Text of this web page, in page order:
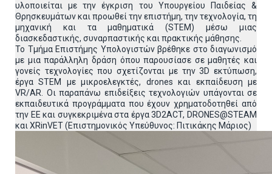
υλοποιείται με την έγκριση του Υπουργείου Παιδείας &
Θρησκευμάτων και προωθεί την επιστήμη, την τεχνολογία, τη
μηχανική και τα μαθηματικά (STEM) μέσω μιας
διασκεδαστικής, συναρπαστικής και πρακτικής μάθησης.
Το Τμήμα Επιστήμης Υπολογιστών βρέθηκε στο διαγωνισμό
με μια παράλληλη δράση όπου παρουσίασε σε μαθητές και
γονείς τεχνολογίες που σχετίζονται με την 3D εκτύπωση,
έργα STEM με μικροελεγκτές, drones και εκπαίδευση με
VR/AR. Οι παραπάνω επιδείξεις τεχνολογιών υπάγονται σε
εκπαιδευτικά προγράμματα που έχουν χρηματοδοτηθεί από
την ΕΕ και συγκεκριμένα στα έργα 3D2ACT, DRONES@STEAM
και XRinVET (Επιστημονικός Υπεύθυνος: Πιτικάκης Μάριος)